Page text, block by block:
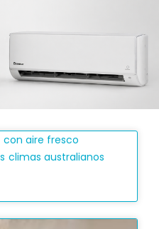
con aire fresco
climas australianos